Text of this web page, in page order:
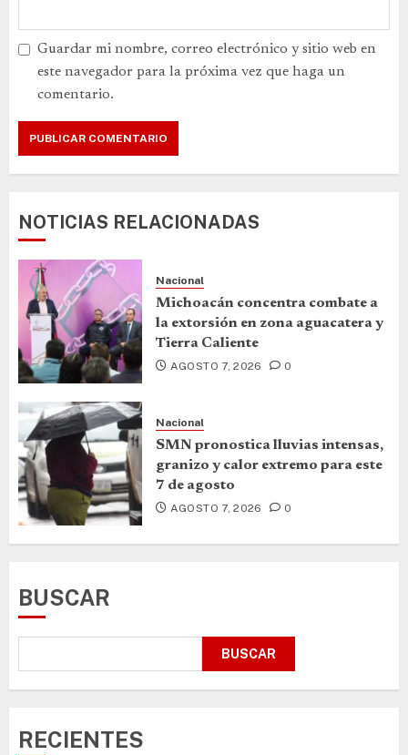
Guardar mi nombre, correo electrónico y sitio web en
este navegador para la próxima vez que haga un
comentario.
NOTICIAS RELACIONADAS
Nacional
Michoacán concentra combate a
la extorsión en zona aguacatera y
Tierra Caliente
AGOSTO 7, 2026 0
Nacional
SMN pronostica lluvias intensas,
granizo y calor extremo para este
7 de agosto
AGOSTO 7, 2026 0
BUSCAR
BUSCAR
RECIENTES